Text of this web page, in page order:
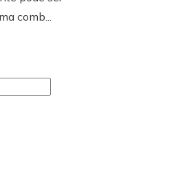
comb...